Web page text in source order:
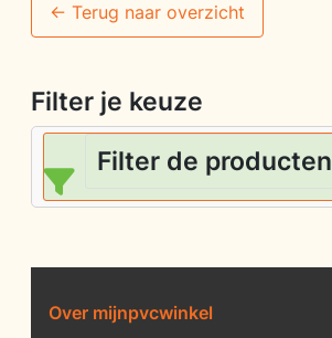
Filter je keuze
Filter de producten
<- Terug naar overzicht
Over mijnpvcwinkel